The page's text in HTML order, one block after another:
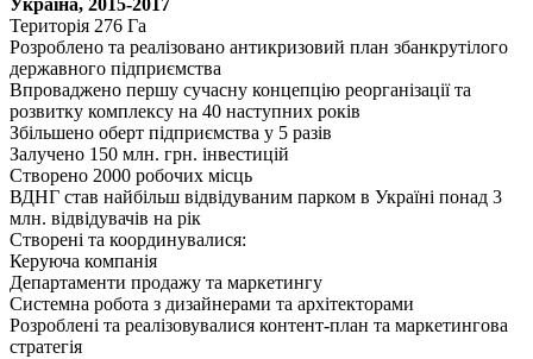
Україна, 2015-2017
Територія 276 Га
Розроблено та реалізовано антикризовий план збанкрутілого
державного підприємства
Впроваджено першу сучасну концепцію реорганізації та
розвитку комплексу на 40 наступних років
Збільшено оберт підприємства у 5 разів
Залучено 150 млн. грн. інвестицій
Створено 2000 робочих місць
ВДНГ став найбільш відвідуваним парком в Україні понад 3
млн. відвідувачів на рік
Створені та координувалися:
Керуюча компанія
Департаменти продажу та маркетингу
Системна робота з дизайнерами та архітекторами
Розроблені та реалізовувалися контент-план та маркетингова
стратегія